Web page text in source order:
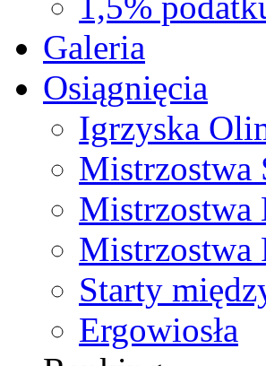
Galeria
Osiągnięcia
Igrzyska
Mistrzostwa
Mistrzostwa
Mistrzostwa
Starty
Ergowiosła